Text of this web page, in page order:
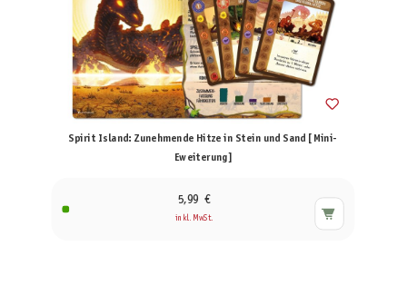
Spirit Island: Zunehmende Hitze in Stein und Sand [Mini-
Eweiterung]
5,99 €
inkl. MwSt.